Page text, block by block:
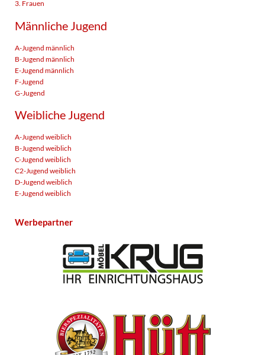
3. Frauen
Männliche Jugend
A-Jugend männlich
B-Jugend männlich
E-Jugend männlich
F-Jugend
G-Jugend
Weibliche Jugend
A-Jugend weiblich
B-Jugend weiblich
C-Jugend weiblich
C2-Jugend weiblich
D-Jugend weiblich
E-Jugend weiblich
Werbepartner